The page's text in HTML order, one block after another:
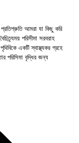
আমরা যা কিছু করি
পরিসীমা সরবরাহ
একটি স্বাস্থ্যকর গ্রহে
বৃদ্ধির জন্য